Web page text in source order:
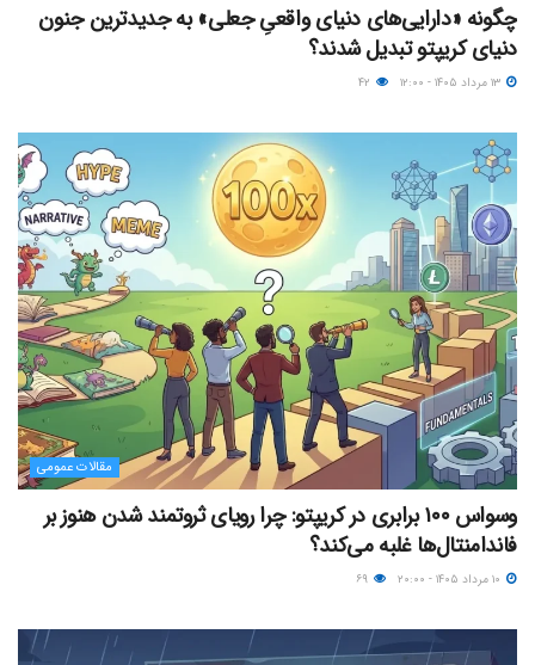
چگونه «دارایی‌های دنیای واقعیِ جعلی» به جدیدترین جنون
دنیای کریپتو تبدیل شدند؟
مقالات عمومی
وسواس ۱۰۰ برابری در کریپتو: چرا رویای ثروتمند شدن هنوز بر
فاندامنتال‌ها غلبه می‌کند؟